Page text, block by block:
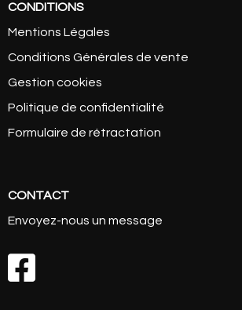
CONDITIONS
Mentions Légales
Conditions Générales de vente
Gestion cookies
Politique de confidentialité
Formulaire de rétractation
CONTACT
Envoyez-nous un message
